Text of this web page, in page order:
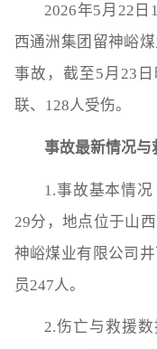
2026年5月22
西通洲集团留神峪
事故，截至5月23
联、128人受伤。
事故最新情况与
1.事故基本情
29分‌，地点位于山
神峪煤业有限公司
员247人。‌‌
‌2.伤亡与救援